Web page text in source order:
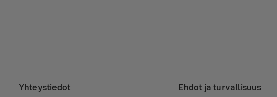
Yhteystiedot
Ehdot ja turvallisuus